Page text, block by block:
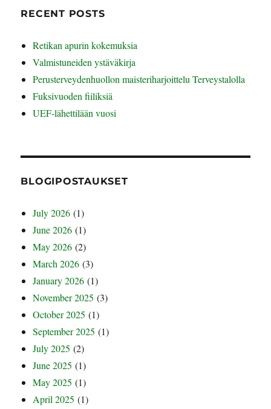
RECENT POSTS
Retikan apurin kokemuksia
Valmistuneiden ystäväkirja
Perusterveydenhuollon maisteriharjoittelu Terveystalolla
Fuksivuoden fiiliksiä
UEF-lähettilään vuosi
BLOGIPOSTAUKSET
July 2026 (1)
June 2026 (1)
May 2026 (2)
March 2026 (3)
January 2026 (1)
November 2025 (3)
October 2025 (1)
September 2025 (1)
July 2025 (2)
June 2025 (1)
May 2025 (1)
April 2025 (1)